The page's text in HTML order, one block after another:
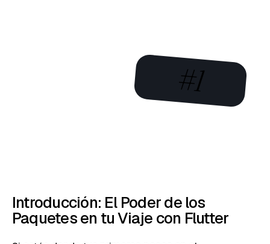
#1
Introducción: El Poder de los
Paquetes en tu Viaje con Flutter